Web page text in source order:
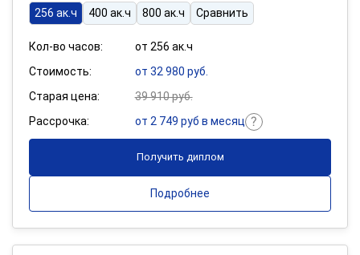
256 ак.ч
400 ак.ч 800 ак.ч Сравнить
Кол-во часов:
от 256 ак.ч
Стоимость:
от 32 980 руб.
Старая цена:
39 910 руб.
Рассрочка:
от 2 749 руб в месяц
Получить диплом
Подробнее